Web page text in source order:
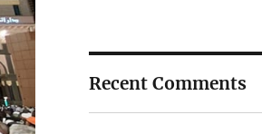
Recent Comments